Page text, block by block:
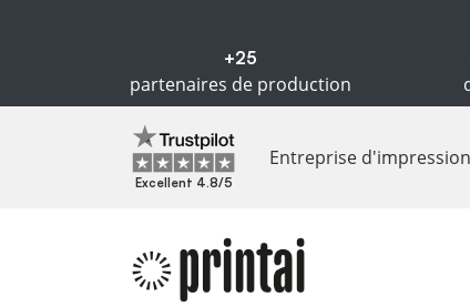
+25
partenaires de production
Excellent 4.8/5
Entreprise